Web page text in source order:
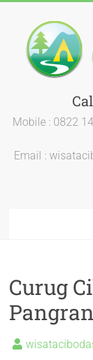
Mobile : 0822
Email :
Curug